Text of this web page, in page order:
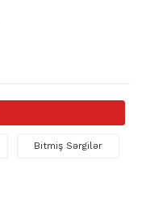
Bitmiş Sərgilər